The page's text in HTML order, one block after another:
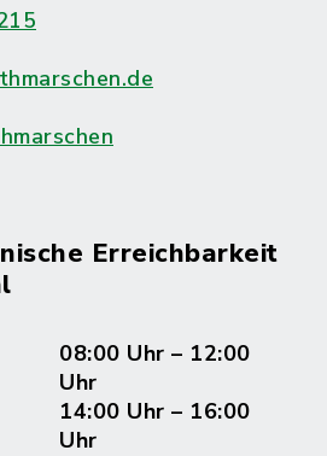
Erreichbarkeit
08:00 Uhr – 12:00
Uhr
14:00 Uhr – 16:00
Uhr